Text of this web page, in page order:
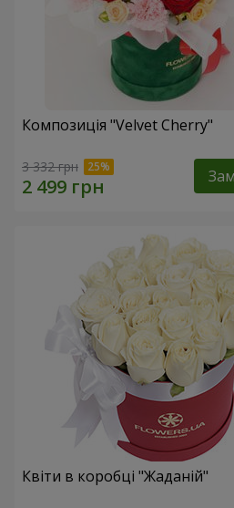
Композиція "Velvet Cherry"
3 332 грн
Квіти в коробці "Жаданій"